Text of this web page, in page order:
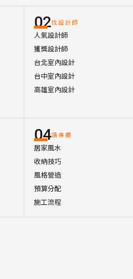
02找設計師
人氣設計師
獲獎設計師
台北室內設計
台中室內設計
高雄室內設計
04讀專欄
居家風水
收納技巧
風格營造
預算分配
施工流程